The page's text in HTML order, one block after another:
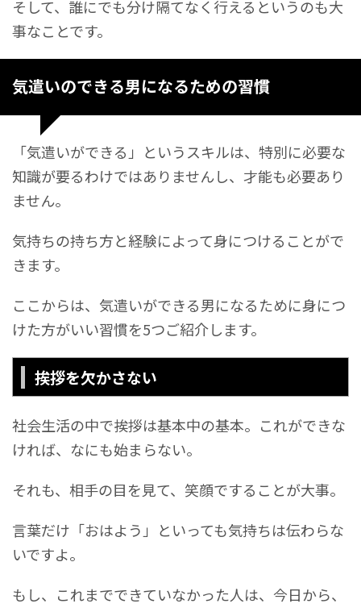
そして、誰にでも分け隔てなく行えるというのも大
事なことです。
気遣いのできる男になるための習慣
「気遣いができる」というスキルは、特別に必要な
知識が要るわけではありませんし、才能も必要あり
ません。
気持ちの持ち方と経験によって身につけることがで
きます。
ここからは、気遣いができる男になるために身につ
けた方がいい習慣を5つご紹介します。
挨拶を欠かさない
社会生活の中で挨拶は基本中の基本。これができな
ければ、なにも始まらない。
それも、相手の目を見て、笑顔ですることが大事。
言葉だけ「おはよう」といっても気持ちは伝わらな
いですよ。
もし、これまでできていなかった人は、今日から、